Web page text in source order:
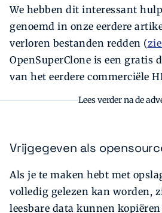
We hebben dit interessant
genoemd in onze eerdere
verloren bestanden redden (
OpenSuperClone is een gratis
van het eerdere commerciële
Lees verder na de
Vrijgegeven als
Als je te maken hebt met
volledig gelezen kan worden,
leesbare data kunnen